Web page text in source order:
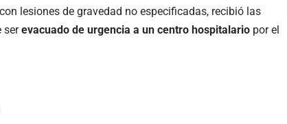
lesiones de gravedad no especificadas, recibió las
serevacuado de urgencia a un centro hospitalario por el